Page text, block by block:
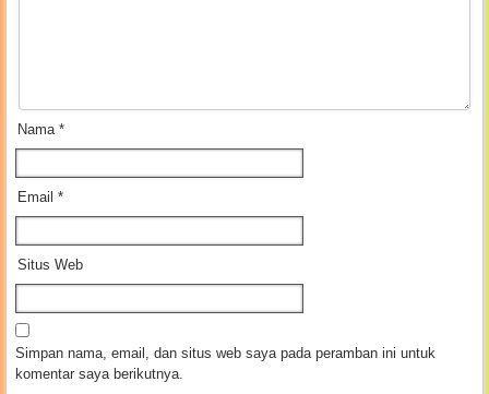
Nama *
Email *
Situs Web
Simpan nama, email, dan situs web saya pada peramban ini untuk
komentar saya berikutnya.